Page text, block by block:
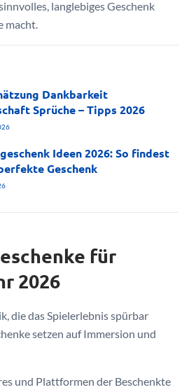
langlebiges Geschenk
macht.
Dankbarkeit
Sprüche – Tipps 2026
Ideen 2026: So findest
Geschenk
für
2026
die das Spielerlebnis spürbar
setzen auf Immersion und
und Plattformen der Beschenkte